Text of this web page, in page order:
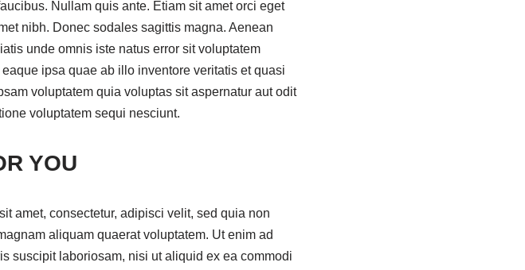
Nullam quis ante. Etiam sit amet orci eget
nibh. Donec sodales sagittis magna. Aenean
unde omnis iste natus error sit voluptatem
ipsa quae ab illo inventore veritatis et quasi
voluptatem quia voluptas sit aspernatur aut odit
voluptatem sequi nesciunt.
YOU
amet, consectetur, adipisci velit, sed quia non
aliquam quaerat voluptatem. Ut enim ad
suscipit laboriosam, nisi ut aliquid ex ea commodi